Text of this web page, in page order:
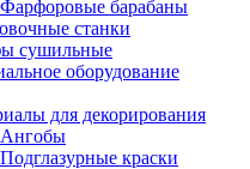
Фарфоровые барабаны
станки
сушильные
оборудование
для декорирования
Ангобы
Подглазурные краски